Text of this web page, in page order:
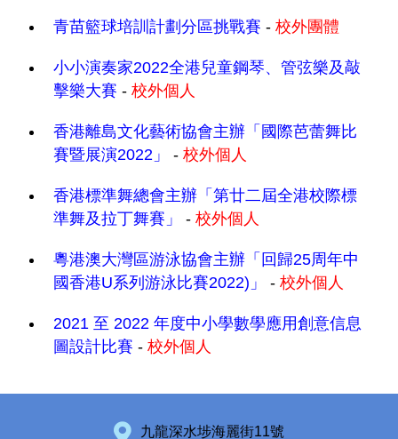
青苗籃球培訓計劃分區挑戰賽 - 校外團體
小小演奏家2022全港兒童鋼琴、管弦樂及敲
擊樂大賽 - 校外個人
香港離島文化藝術協會主辦「國際芭蕾舞比
賽暨展演2022」
- 校外個人
香港標準舞總會主辦「第廿二屆全港校際標
準舞及拉丁舞賽」
- 校外個人
粵港澳大灣區游泳協會主辦「回歸25周年中
國香港U系列游泳比賽2022)」
- 校外個人
2021 至 2022 年度中小學數學應用創意信息
圖設計比賽 - 校外個人
九龍深水埗海麗街11號